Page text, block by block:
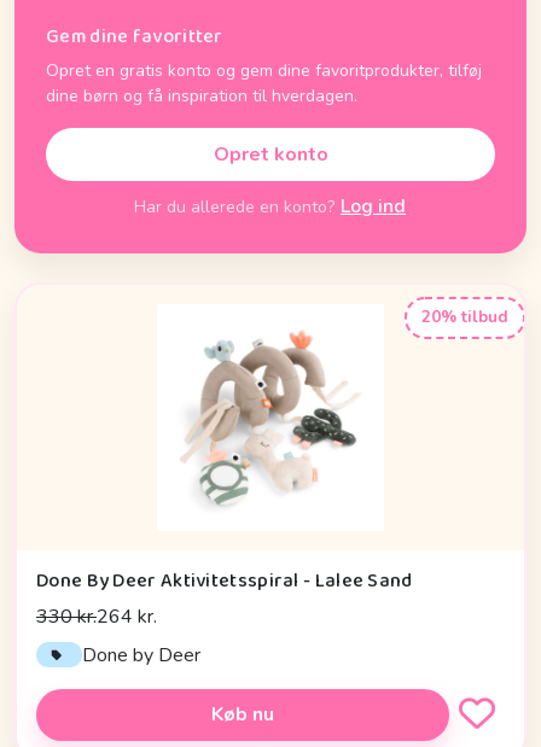
Gem dine favoritter
Opret en gratis konto og gem dine favoritprodukter, tilføj
dine børn og få inspiration til hverdagen.
Opret konto
Har du allerede en konto? Log ind
20% tilbud
Done By Deer Aktivitetsspiral - Lalee Sand
330 kr.264 kr.
Done by Deer
Køb nu